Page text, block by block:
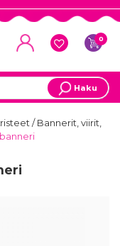
0
Haku
/Bannerit, viirit,